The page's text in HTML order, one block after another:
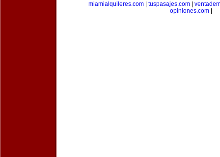
miamialquileres.com
tuspasajes.com
opiniones.com